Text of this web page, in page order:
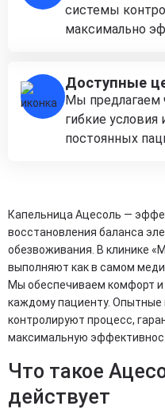
системы
максимально
Доступные
Мы предлагаем
гибкие условия
постоянных
Капельница Ацесоль —
восстановления баланса
обезвоживания. В клинике
выполняют как в самом
Мы обеспечиваем комфорт
каждому пациенту. Опытные
контролируют процесс,
максимальную
Что такое
действует